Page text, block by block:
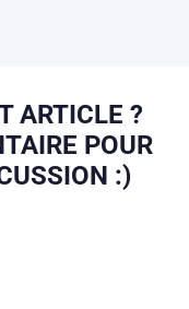
ARTICLE ?
POUR
:)